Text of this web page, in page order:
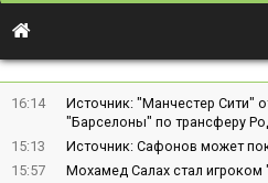
16:14
Источник: "Манчестер Сити"
"Барселоны" по трансферу
15:13
Источник: Сафонов может
15:57
Мохамед Салах стал игроком